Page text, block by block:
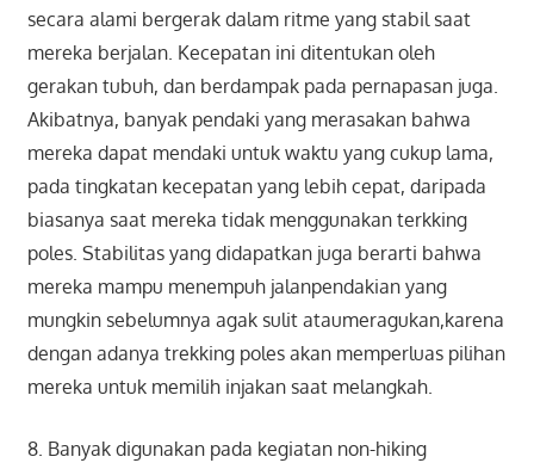
secara alami bergerak dalam ritme yang stabil saat
mereka berjalan. Kecepatan ini ditentukan oleh
gerakan tubuh, dan berdampak pada pernapasan juga.
Akibatnya, banyak pendaki yang merasakan bahwa
mereka dapat mendaki untuk waktu yang cukup lama,
pada tingkatan kecepatan yang lebih cepat, daripada
biasanya saat mereka tidak menggunakan terkking
poles. Stabilitas yang didapatkan juga berarti bahwa
mereka mampu menempuh jalanpendakian yang
mungkin sebelumnya agak sulit ataumeragukan,karena
dengan adanya trekking poles akan memperluas pilihan
mereka untuk memilih injakan saat melangkah.
8. Banyak digunakan pada kegiatan non-hiking